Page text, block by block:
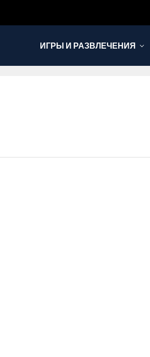
ИГРЫ И РАЗВЛЕЧЕНИЯ